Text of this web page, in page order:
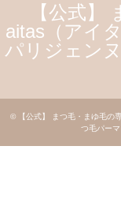
【公式】
aitas（アイ
パリジェン
©
【公式】 まつ毛・まゆ毛の
つ毛パー